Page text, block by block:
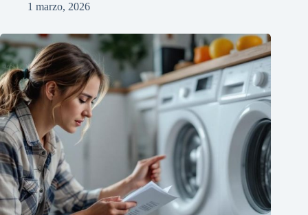
1 marzo, 2026